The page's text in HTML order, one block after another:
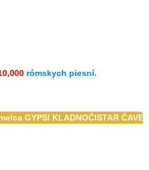
rómskych piesní.
GYPSI KLADNOČISTAR ČAVE